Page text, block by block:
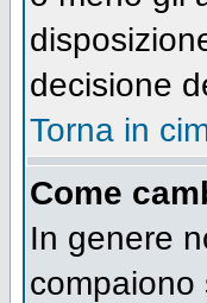
decisione
Torna in
Come
In genere